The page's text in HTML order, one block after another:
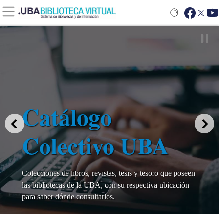
Catálogo
Colectivo UBA
Colecciones de libros, revistas, tesis y tesoro que poseen
las bibliotecas de la UBA, con su respectiva ubicación
para saber dónde consultarlos.